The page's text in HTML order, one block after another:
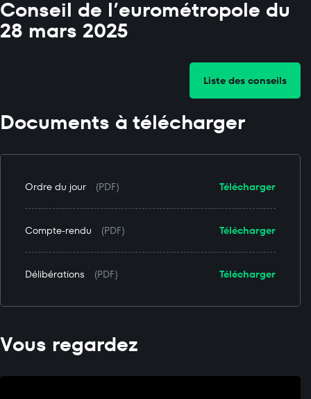
Conseil de l’eurométropole du
28 mars 2025
Liste des conseils
Documents à télécharger
Télécharger
Ordre du jour (PDF)
Télécharger
Compte-rendu (PDF)
Télécharger
Délibérations (PDF)
Vous regardez